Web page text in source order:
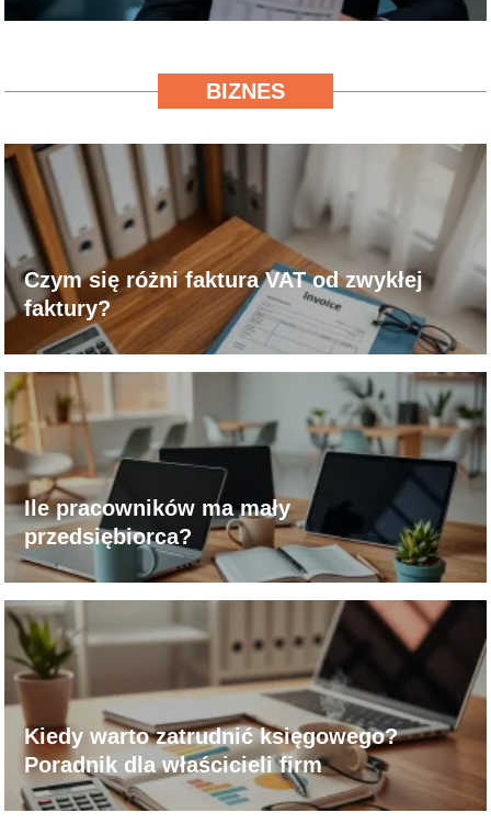
BIZNES
Czym się różni faktura VAT od zwykłej
faktury?
Ile pracowników ma mały
przedsiębiorca?
Kiedy warto zatrudnić księgowego?
Poradnik dla właścicieli firm